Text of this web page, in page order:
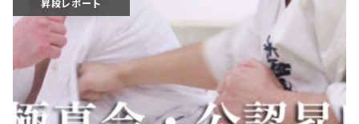
昇段レポート